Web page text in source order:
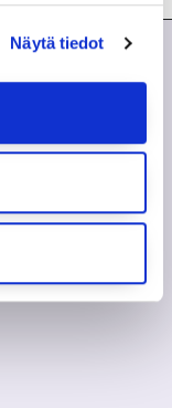
Näytä tiedot